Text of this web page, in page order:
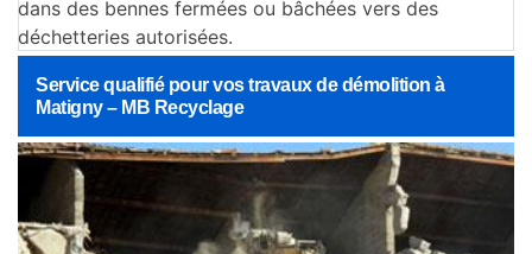
dans des bennes fermées ou bâchées vers des
déchetteries autorisées.
Service qualifié pour vos travaux de démolition à
Matigny – MB Recyclage